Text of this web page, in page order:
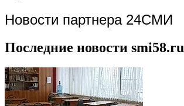
Новости партнера 24СМИ
Последние новости smi58.ru